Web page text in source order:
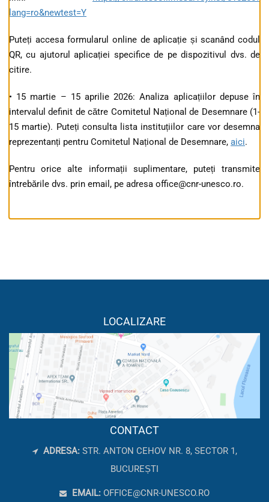
lang=ro&newtest=Y
Puteți accesa formularul online de aplicație și scanând codul
QR, cu ajutorul aplicației specifice de pe dispozitivul dvs. de
citire.
• 15 martie – 15 aprilie 2026: Analiza aplicațiilor depuse în
intervalul definit de către Comitetul Național de Desemnare (1-
15 martie). Puteți consulta lista instituțiilor care vor desemna
reprezentanți pentru Comitetul Național de Desemnare, aici.
Pentru orice alte informații suplimentare, puteți transmite
întrebările dvs. prin email, pe adresa office@cnr-unesco.ro.
LOCALIZARE
CONTACT
ADRESA: STR. ANTON CEHOV NR. 8, SECTOR 1,
BUCUREȘTI
EMAIL: OFFICE@CNR-UNESCO.RO